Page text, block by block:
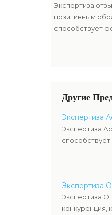
Экспертиза
позитивным
способствует
Другие
Экспертиза
Экспертиза
Экспертиза
Экспертиза
конкуренция,